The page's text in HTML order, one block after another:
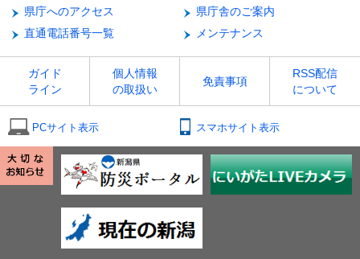
県庁へのアクセス
県庁舎のご案内
直通電話番号一覧
メンテナンス
ガイド
ライン
個人情報
の取扱い
免責事項
RSS配信
について
PCサイト表示 スマホサイト表示